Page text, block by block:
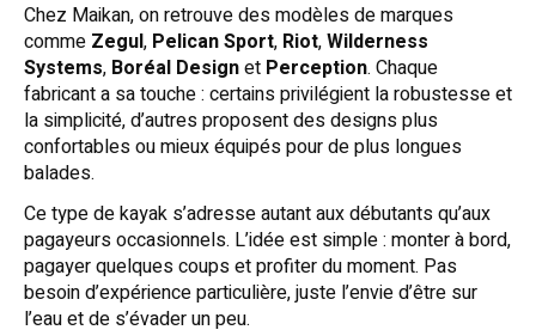
Chez Maikan, on retrouve des modèles de marques
comme Zegul, Pelican Sport, Riot,Wilderness
Systems, Boréal Designet Perception. Chaque
fabricant a sa touche : certains privilégient la robustesse et
la simplicité, d’autres proposent des designs plus
confortables ou mieux équipés pour de plus longues
balades.
Ce type de kayak s’adresse autant aux débutants qu’aux
pagayeurs occasionnels. L’idée est simple : monter à bord,
pagayer quelques coups et profiter du moment. Pas
besoin d’expérience particulière, juste l’envie d’être sur
l’eau et de s’évader un peu.